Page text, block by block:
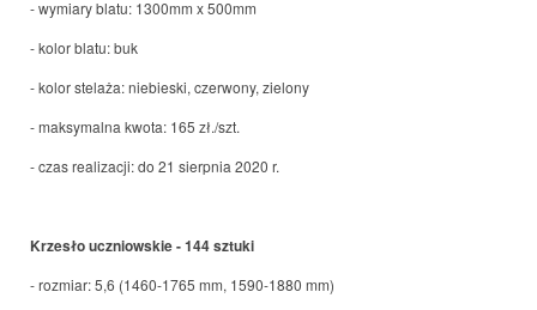
- wymiary blatu: 1300mm x 500mm
- kolor blatu: buk
- kolor stelaża: niebieski, czerwony, zielony
- maksymalna kwota: 165 zł./szt.
- czas realizacji: do 21 sierpnia 2020 r.
Krzesło uczniowskie - 144 sztuki
- rozmiar: 5,6 (1460-1765 mm, 1590-1880 mm)